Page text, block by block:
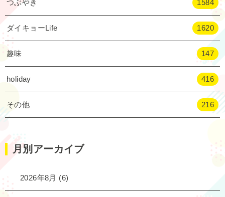
つぶやき 1584
ダイキョーLife 1620
趣味 147
holiday 416
その他 216
月別アーカイブ
2026年8月 (6)